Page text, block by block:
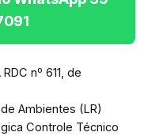
nº 611, de
Ambientes (LR)
Controle Técnico